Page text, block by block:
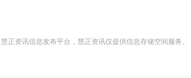
正资讯信息发布平台，慧正资讯仅提供信息存储空间服务。